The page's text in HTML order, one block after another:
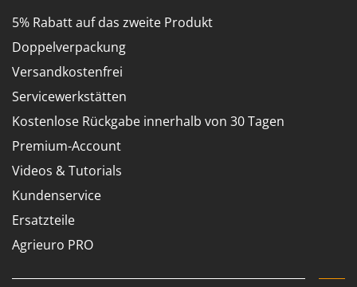
5% Rabatt auf das zweite Produkt
Doppelverpackung
Versandkostenfrei
Servicewerkstätten
Kostenlose Rückgabe innerhalb von 30 Tagen
Premium-Account
Videos & Tutorials
Kundenservice
Ersatzteile
Agrieuro PRO